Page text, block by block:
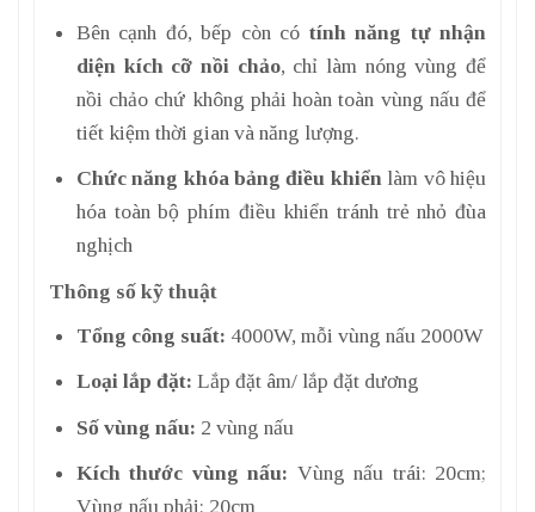
Bên cạnh đó, bếp còn có tính năng tự nhận
diện kích cỡ nồi chảo, chỉ làm nóng vùng để
nồi chảo chứ không phải hoàn toàn vùng nấu để
tiết kiệm thời gian và năng lượng.
Chức năng khóa bảng điều khiểnlàm vô hiệu
hóa toàn bộ phím điều khiển tránh trẻ nhỏ đùa
nghịch
Thông số kỹ thuật
Tổng công suất: 4000W, mỗi vùng nấu 2000W
Loại lắp đặt: Lắp đặt âm/ lắp đặt dương
Số vùng nấu: 2 vùng nấu
Kích thước vùng nấu: Vùng nấu trái: 20cm;
Vùng nấu phải: 20cm